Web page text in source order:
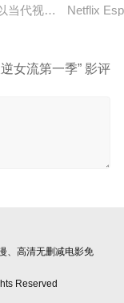
存下来，但记忆却
当代视角重新演绎
Netflix
女流第一季” 影评
、高清无删减电影免
Reserved